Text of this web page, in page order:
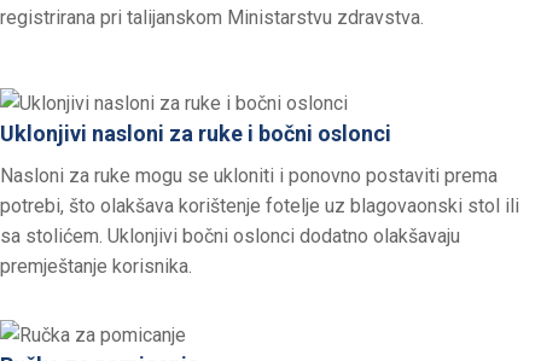
registrirana pri talijanskom Ministarstvu zdravstva.
Uklonjivi nasloni za ruke i bočni oslonci
Nasloni za ruke mogu se ukloniti i ponovno postaviti prema
potrebi, što olakšava korištenje fotelje uz blagovaonski stol ili
sa stolićem. Uklonjivi bočni oslonci dodatno olakšavaju
premještanje korisnika.